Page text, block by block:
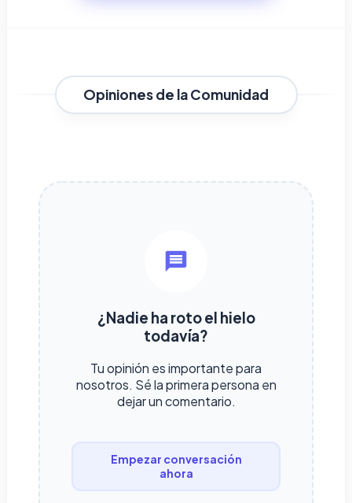
Opiniones de la Comunidad
¿Nadie ha roto el hielo
todavía?
Tu opinión es importante para
nosotros. Sé la primera persona en
dejar un comentario.
Empezar conversación
ahora